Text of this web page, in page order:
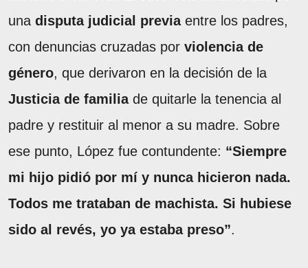
una disputa judicial previaentre los padres,
con denuncias cruzadas por violencia de
género, que derivaron en la decisión de la
Justicia de familiade quitarle la tenencia al
padre y restituir al menor a su madre. Sobre
ese punto, López fue contundente: “Siempre
mi hijo pidió por mí y nunca hicieron nada.
Todos me trataban de machista. Si hubiese
sido al revés, yo ya estaba preso”.